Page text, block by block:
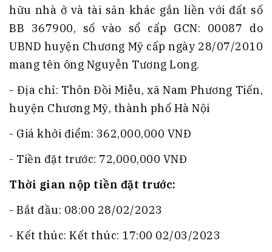
hữu nhà ở và tài sản khác gắn liền với đất số
BB 367900, số vào sổ cấp GCN: 00087 do
UBND huyện Chương Mỹ cấp ngày 28/07/2010
mang tên ông Nguyễn Tương Long.
- Địa chỉ: Thôn Đồi Miễu, xã Nam Phương Tiến,
huyện Chương Mỹ, thành phố Hà Nội
- Giá khởi điểm: 362,000,000 VNĐ
- Tiền đặt trước: 72,000,000 VNĐ
Thời gian nộp tiền đặt trước:
- Bắt đầu: 08:00 28/02/2023
- Kết thúc: Kết thúc: 17:00 02/03/2023